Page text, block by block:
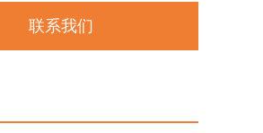
联系我们